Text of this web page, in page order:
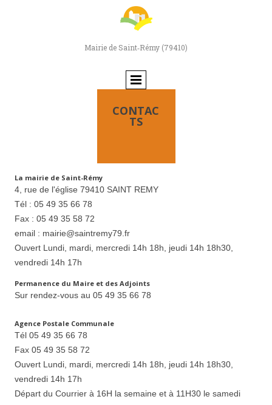
Mairie de Saint‑Rémy (79410)
CONTAC
TS
La mairie de Saint-Rémy
4, rue de l'église 79410 SAINT REMY
Tél : 05 49 35 66 78
Fax : 05 49 35 58 72
email : mairie@saintremy79.fr
Ouvert Lundi, mardi, mercredi 14h 18h, jeudi 14h 18h30,
vendredi 14h 17h
Permanence du Maire et des Adjoints
Sur rendez-vous au 05 49 35 66 78
Agence Postale Communale
Tél 05 49 35 66 78
Fax 05 49 35 58 72
Ouvert Lundi, mardi, mercredi 14h 18h, jeudi 14h 18h30,
vendredi 14h 17h
Départ du Courrier à 16H la semaine et à 11H30 le samedi